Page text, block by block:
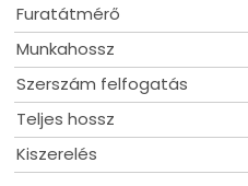
Furatátmérő
Munkahossz
Szerszám felfogatás
Teljes hossz
Kiszerelés